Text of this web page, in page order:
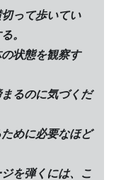
って歩いてい
。
状態を観察す
るのに気づくだ
めに必要なほど
を弾くには、こ